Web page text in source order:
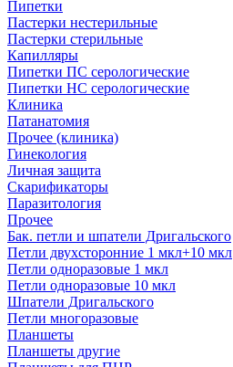
Пипетки
Пастерки нестерильные
Пастерки стерильные
Капилляры
Пипетки ПС серологические
Пипетки НС серологические
Клиника
Патанатомия
Прочее (клиника)
Гинекология
Личная защита
Скарификаторы
Паразитология
Прочее
Бак. петли и шпатели Дригальского
Петли двухсторонние 1 мкл+10 мкл
Петли одноразовые 1 мкл
Петли одноразовые 10 мкл
Шпатели Дригальского
Петли многоразовые
Планшеты
Планшеты другие